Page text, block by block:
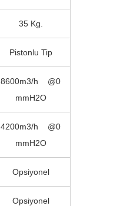
35 Kg.
Pistonlu Tip
8600m3/h @0
mmH2O
4200m3/h @0
mmH2O
Opsiyonel
Opsiyonel